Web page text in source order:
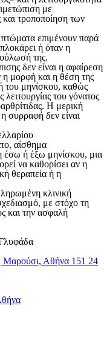
με
τροποποίηση των
επιμένουν παρά
ή όταν η
της.
δεν είναι η αφαίρεση
μορφή και η θέση της
του μηνίσκου, καθώς
του γόνατος
Η μερική
συρραφή δεν είναι
αίσθημα
έσω ή έξω μηνίσκου, μια
να καθορίσει αν η
θεραπεία ή η
κλινική
με στόχο τη
και την ασφαλή
Μαρούσι, Αθήνα 151 24